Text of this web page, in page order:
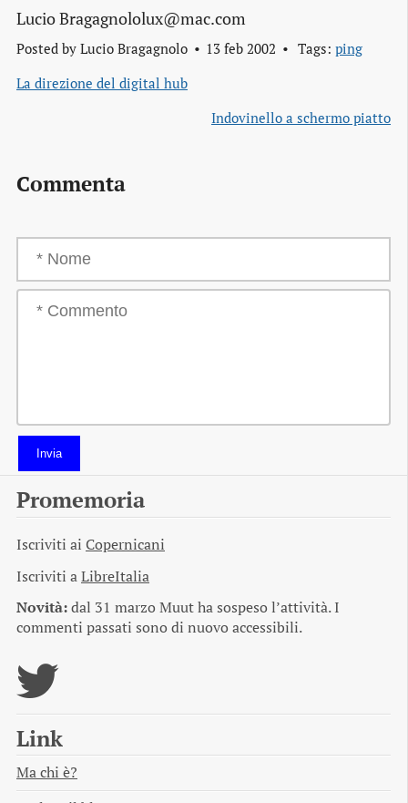
Lucio Bragagnololux@mac.com
Posted by Lucio Bragagnolo 13 feb 2002 Tags: ping
La direzione del digital hub
Indovinello a schermo piatto
Commenta
Invia
Promemoria
Iscriviti ai Copernicani
Iscriviti aLibreItalia
Novità:dal 31 marzo Muut ha sospeso l’attività. I
commenti passati sono di nuovo accessibili.
Link
Ma chi è?